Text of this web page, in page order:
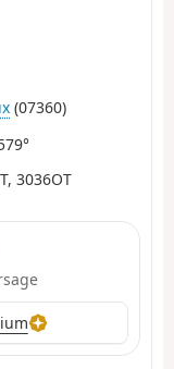
(07360)
3036OT